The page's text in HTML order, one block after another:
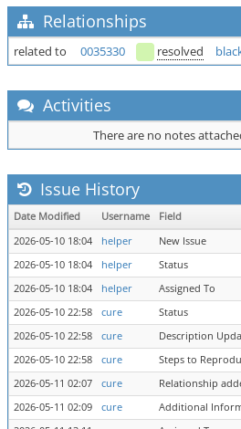
Relationships
related to 0035330 resolved
Activities
There are no notes
Issue History
Date Modified Username Field
2026-05-10 18:04
helper
New Issue
2026-05-10 18:04
helper Status
2026-05-10 18:04
helper Assigned To
2026-05-10 22:58
cure Status
2026-05-10 22:58
cure
Description
2026-05-10 22:58
cure
Steps to
2026-05-11 02:07
cure Relationship
2026-05-11 02:09
cure
Additional